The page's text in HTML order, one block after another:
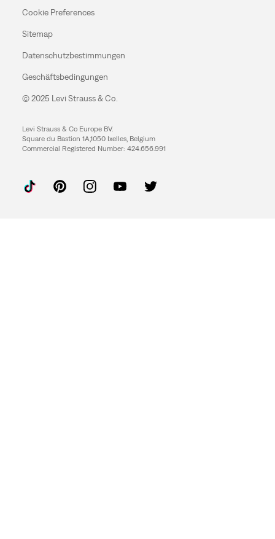
Cookie Preferences
Sitemap
Datenschutzbestimmungen
Geschäftsbedingungen
© 2025 Levi Strauss & Co.
Levi Strauss & Co Europe BV.
Square du Bastion 1A,1050 Ixelles, Belgium
Commercial Registered Number: 424.656.991